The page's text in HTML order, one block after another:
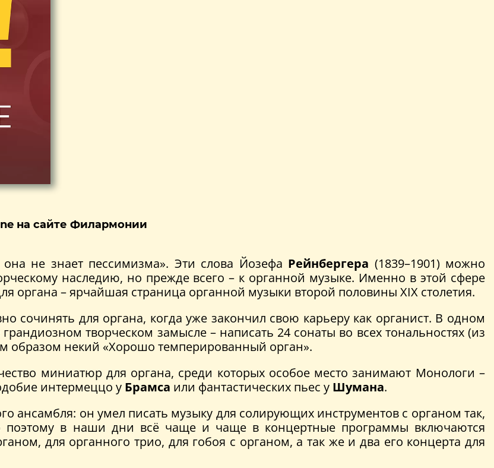
на сайте Филармонии
не знает пессимизма». Эти слова Йозефа Рейнбергера (1839–1901) можно
наследию, но прежде всего – к органной музыке. Именно в этой сфере
органа – ярчайшая страница органной музыки второй половины XIX столетия.
сочинять для органа, когда уже закончил свою карьеру как органист. В одном
творческом замысле – написать 24 сонаты во всех тональностях (из
образом некий «Хорошо темперированный орган».
миниатюр для органа, среди которых особое место занимают Монологи –
интермеццо у Брамса или фантастических пьес у Шумана.
ансамбля: он умел писать музыку для солирующих инструментов с органом так,
поэтому в наши дни всё чаще и чаще в концертные программы включаются
для органного трио, для гобоя с органом, а так же и два его концерта для